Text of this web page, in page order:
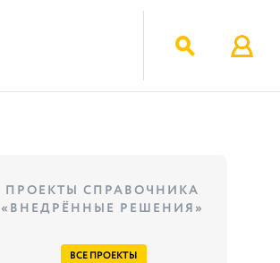
ПРОЕКТЫ СПРАВОЧНИКА
«ВНЕДРЁННЫЕ РЕШЕНИЯ»
ВСЕ ПРОЕКТЫ